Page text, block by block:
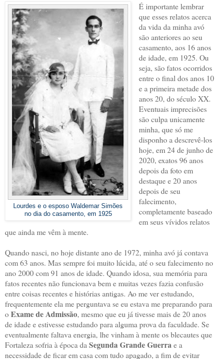
Lourdes e o esposo Waldemar Simões
no dia do casamento, em 1925
É importante lembrar
que esses relatos acerca
da vida da minha avó
são anteriores ao seu
casamento, aos 16 anos
de idade, em 1925. Ou
seja, são fatos ocorridos
entre o final dos anos 10
e a primeira metade dos
anos 20, do século XX.
Eventuais imprecisões
são culpa unicamente
minha, que só me
disponho a descrevê-los
hoje, em 24 de junho de
2020, exatos 96 anos
depois da foto em
destaque e 20 anos
depois de seu
falecimento,
completamente baseado
em seus vívidos relatos
que ainda me vêm à mente.
Quando nasci, no hoje distante ano de 1972, minha avó já contava
com 63 anos. Mas sempre foi muito lúcida, até o seu falecimento no
ano 2000 com 91 anos de idade. Quando idosa, sua memória para
fatos recentes não funcionava bem e muitas vezes fazia confusão
entre coisas recentes e histórias antigas. Ao me ver estudando,
frequentemente ela me perguntava se eu estava me preparando para
oExame de Admissão, mesmo que eu já tivesse mais de 20 anos
de idade e estivesse estudando para alguma prova da faculdade. Se
eventualmente faltava energia, lhe vinham à mente os blecautes que
Fortaleza sofria à época da Segunda Grande Guerrae a
necessidade de ficar em casa com tudo apagado, a fim de evitar